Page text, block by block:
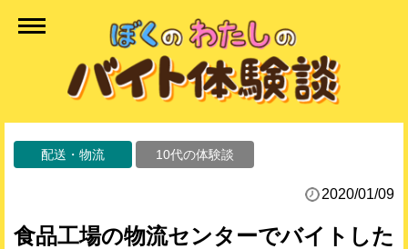
配送・物流 10代の体験談
2020/01/09
食品工場の物流センターでバイトした